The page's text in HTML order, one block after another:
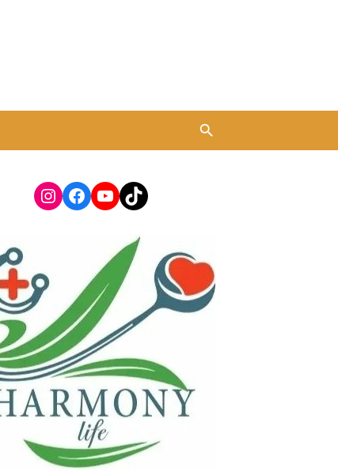
Instagram
Facebook
YouTube
TikTok